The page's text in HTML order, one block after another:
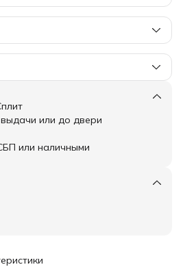
или до двери
или наличными